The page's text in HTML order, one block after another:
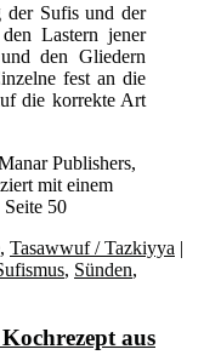
der Sufis und der
Lastern jener
den Gliedern
fest an die
die korrekte Art
Publishers,
mit einem
50
, Tasawwuf / Tazkiyya |
, Sünden,
aus